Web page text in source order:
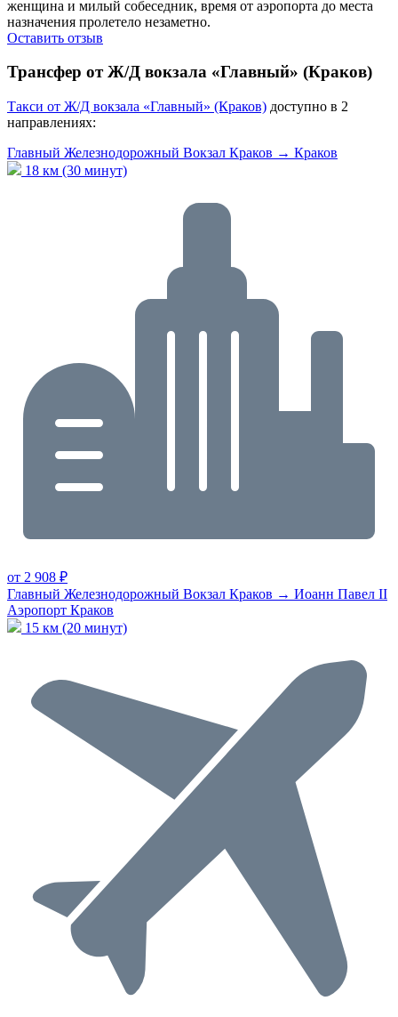
женщина и милый собеседник, время от аэропорта до места
назначения пролетело незаметно.
Оставить отзыв
Трансфер от Ж/Д вокзала «Главный» (Краков)
Tакси от Ж/Д вокзала «Главный» (Краков) доступно в 2
направлениях:
Главный Железнодорожный Вокзал Краков → Краков
18 км (30 минут)
от 2 908 ₽
Главный Железнодорожный Вокзал Краков → Иоанн Павел II
Аэропорт Краков
15 км (20 минут)